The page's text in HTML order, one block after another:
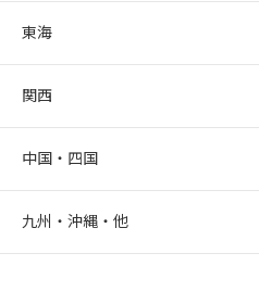
東海
関西
中国・四国
九州・沖縄・他